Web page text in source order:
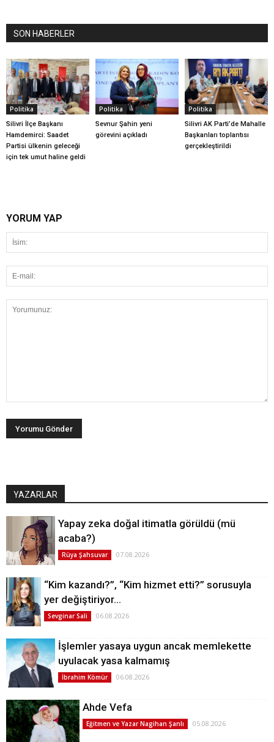
SON HABERLER
Politika
Silivri İlçe Başkanı
Hamdemirci: Saadet
Partisi ülkenin geleceği
için tek umut haline geldi
Politika
Sevnur Şahin yeni
görevini açıkladı
Politika
Silivri AK Parti’de Mahalle
Başkanları toplantısı
gerçekleştirildi
YORUM YAP
YAZARLAR
Yapay zeka doğal itimatla görüldü (mü
acaba?)
Rüya Şahsuvar 07.08.2026
“Kim kazandı?”, “Kim hizmet etti?” sorusuyla
yer değiştiriyor…
Sevginar Sali 06.08.2026
İşlemler yasaya uygun ancak memlekette
uyulacak yasa kalmamış
İbrahim Kömür 06.08.2026
Ahde Vefa
Eğitmen ve Yazar Nagihan Şanlı 05.08.2026